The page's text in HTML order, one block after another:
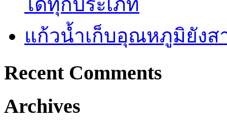
ได้ทุกประเภท
แก้วน้ำเก็บอุณหภูมิยังส
Recent Comments
Archives